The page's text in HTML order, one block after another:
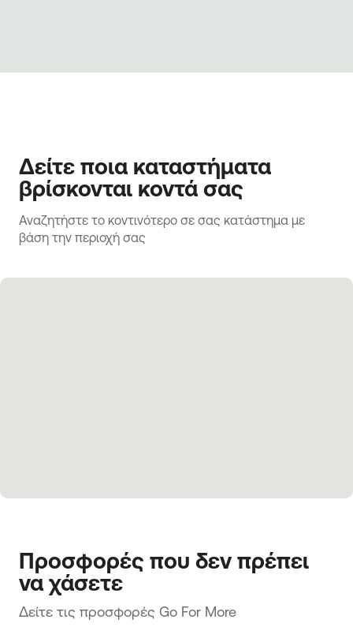
Δείτε ποια καταστήματα
βρίσκονται κοντά σας
Αναζητήστε το κοντινότερο σε σας κατάστημα με
βάση την περιοχή σας
Προσφορές που δεν πρέπει
να χάσετε
Δείτε τις προσφορές Go For More